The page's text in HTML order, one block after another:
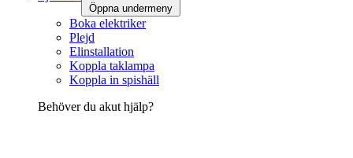
Öppna undermeny
Boka elektriker
Plejd
Elinstallation
Koppla taklampa
Koppla in spishäll
Behöver du akut hjälp?